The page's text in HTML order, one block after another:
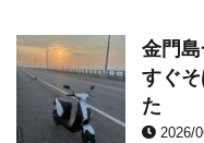
金門
すぐ
た
2026/